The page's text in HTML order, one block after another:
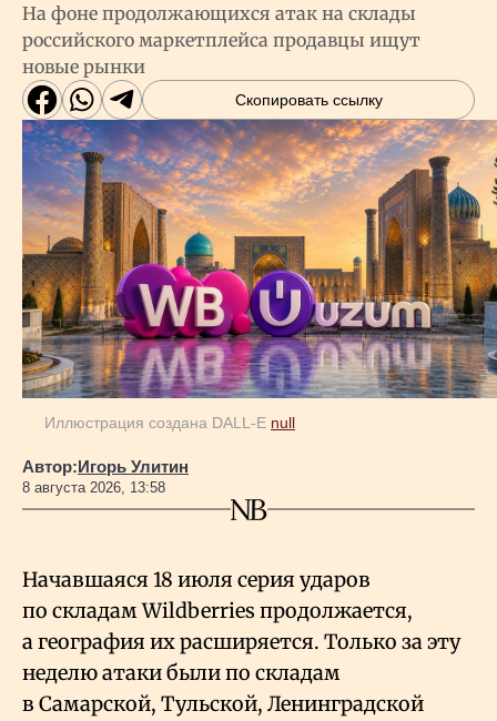
На фоне продолжающихся атак на склады
российского маркетплейса продавцы ищут
новые рынки
Скопировать ссылку
Иллюстрация создана DALL-E null
Автор:Игорь Улитин
8 августа 2026, 13:58
Начавшаяся 18 июля серия ударов
по складам Wildberries продолжается,
а география их расширяется. Только за эту
неделю атаки были по складам
в Самарской, Тульской, Ленинградской